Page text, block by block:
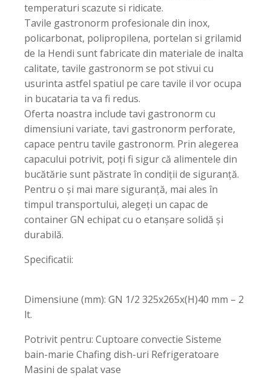
temperaturi scazute si ridicate.
Tavile gastronorm profesionale din inox,
policarbonat, polipropilena, portelan si grilamid
de la Hendi sunt fabricate din materiale de inalta
calitate, tavile gastronorm se pot stivui cu
usurinta astfel spatiul pe care tavile il vor ocupa
in bucataria ta va fi redus.
Oferta noastra include tavi gastronorm cu
dimensiuni variate, tavi gastronorm perforate,
capace pentru tavile gastronorm. Prin alegerea
capacului potrivit, poți fi sigur că alimentele din
bucătărie sunt păstrate în condiții de siguranță.
Pentru o și mai mare siguranță, mai ales în
timpul transportului, alegeți un capac de
container GN echipat cu o etanșare solidă și
durabilă.
Specificatii:
Dimensiune (mm): GN 1/2 325x265x(H)40 mm – 2
lt.
Potrivit pentru: Cuptoare convectie Sisteme
bain-marie Chafing dish-uri Refrigeratoare
Masini de spalat vase